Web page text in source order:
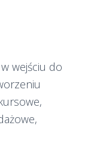
wejściu do